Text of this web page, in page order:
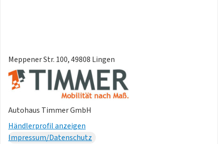
- Zusätzliche Außengeräuschdämpfung
- Gepäckraumbodenbelag, Flachnadelflies
- Nichtraucherausführung
- Kindersicherung, manuell
- Sonnenblenden,mit Make-up-Spiegel beleuchtet auf
Fahrer und Beifahrerseite
- Kühlerschutzgitter
Meppener Str. 100, 49808 Lingen
Autohaus Timmer GmbH
Händlerprofil anzeigen
Impressum/Datenschutz